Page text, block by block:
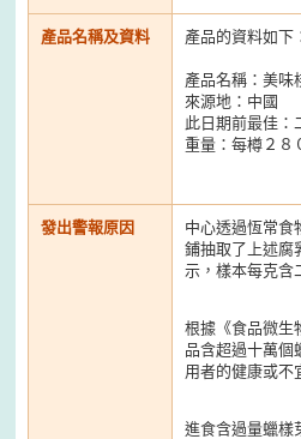
產品名稱及資料 產品的資料如下
產品名稱：美味
來源地：中國
此日期前最佳：
重量：每樽２８
發出警報原因
中心透過恆常食
鋪抽取了上述腐
示，樣本每克含
根據《食品微生
品含超過十萬個
用者的健康或不
進食含過量蠟樣